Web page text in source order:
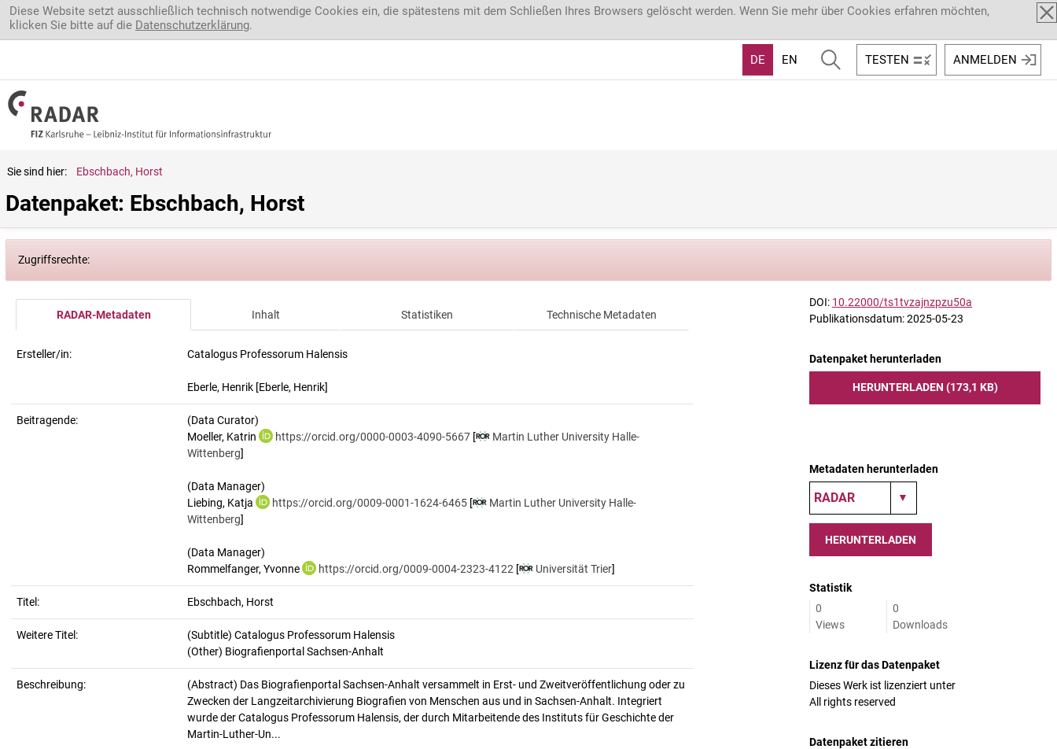
Direkt zum Inhalt
Diese Website setzt ausschließlich technisch notwendige Cookies ein, die spätestens mit dem Schließen Ihres Browsers gelöscht werden. Wenn Sie mehr über Cookies erfahren möchten,
klicken Sie bitte auf die Datenschutzerklärung.
DE EN TESTEN ANMELDEN
Sie sind hier: Ebschbach, Horst
Datenpaket: Ebschbach, Horst
Zugriffsrechte:
RADAR-Metadaten Inhalt Statistiken Technische Metadaten
Ersteller/in: Catalogus Professorum Halensis
Eberle, Henrik [Eberle, Henrik]
Beitragende:
(Data Curator)
Moeller, Katrin
https://orcid.org/0000-0003-4090-5667 [
Martin Luther University Halle-
Wittenberg]
(Data Manager)
Liebing, Katja
https://orcid.org/0009-0001-1624-6465 [
Martin Luther University Halle-
Wittenberg]
(Data Manager)
Rommelfanger, Yvonne
https://orcid.org/0009-0004-2323-4122 [ Universität Trier]
Titel: Ebschbach, Horst
Weitere Titel:
(Subtitle) Catalogus Professorum Halensis
(Other) Biografienportal Sachsen-Anhalt
Beschreibung: (Abstract) Das Biografienportal Sachsen-Anhalt versammelt in Erst- und Zweitveröffentlichung oder zu
Zwecken der Langzeitarchivierung Biografien von Menschen aus und in Sachsen-Anhalt. Integriert
wurde der Catalogus Professorum Halensis, der durch Mitarbeitende des Instituts für Geschichte der
Martin-Luther-Un...
DOI: 10.22000/ts1tvzajnzpzu50a
Publikationsdatum: 2025-05-23
Datenpaket herunterladen
HERUNTERLADEN (173,1 KB)
Metadaten herunterladen
HERUNTERLADEN
Statistik
0
Views
0
Downloads
Lizenz für das Datenpaket
Dieses Werk ist lizenziert unter
All rights reserved
Datenpaket zitieren